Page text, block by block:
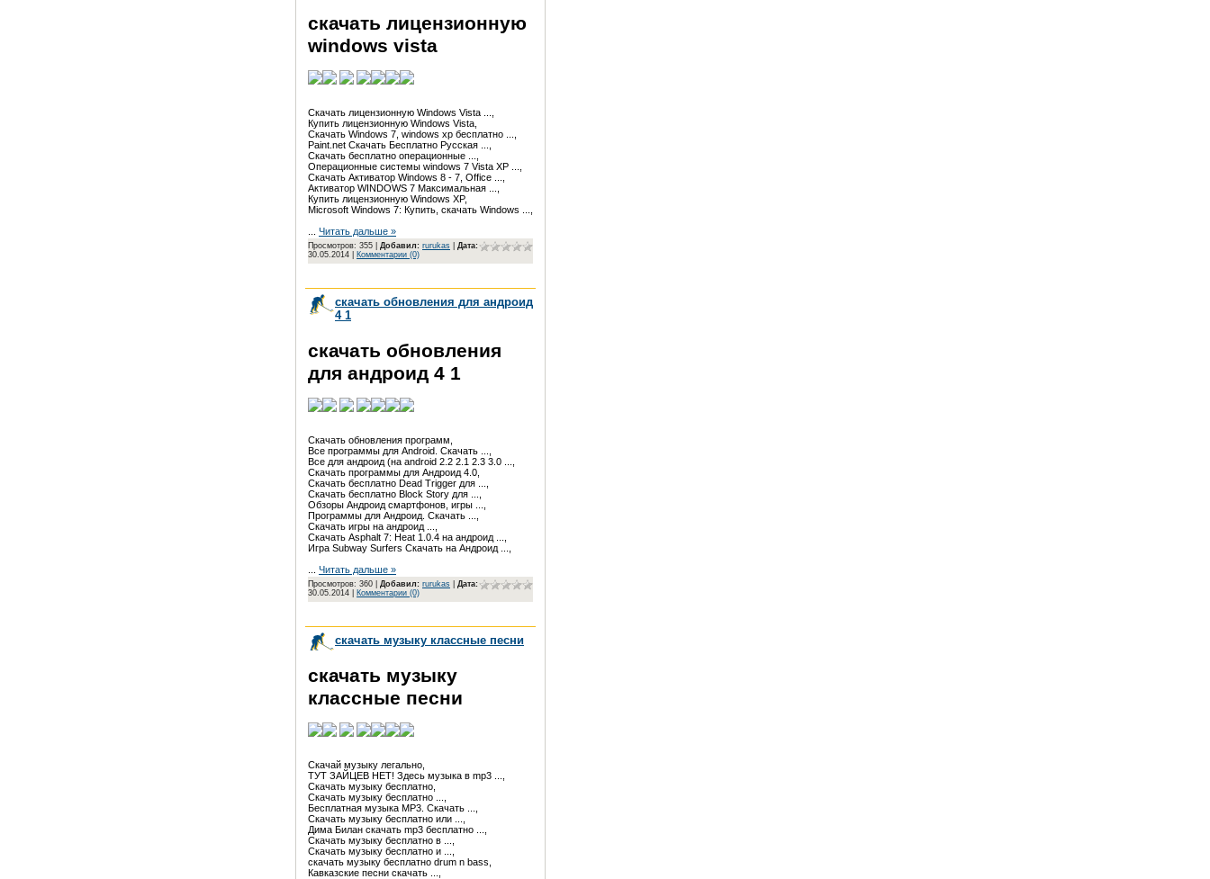
скачать лицензионную
windows vista
Скачать лицензионную Windows Vista ...,
Купить лицензионную Windows Vista,
Скачать Windows 7, windows xp бесплатно ...,
Paint.net Скачать Бесплатно Русская ...,
Скачать бесплатно операционные ...,
Операционные системы windows 7 Vista XP ...,
Скачать Активатор Windows 8 - 7, Office ...,
Активатор WINDOWS 7 Максимальная ...,
Купить лицензионную Windows XP,
Microsoft Windows 7: Купить, скачать Windows ...,
Читать дальше »
Просмотров: 355 | Добавил: rurukas
Дата:
30.05.2014
Комментарии (0)
скачать обновления для андроид
4 1
скачать обновления
для андроид 4 1
Скачать обновления программ,
Все программы для Android. Скачать ...,
Все для андроид (на android 2.2 2.1 2.3 3.0 ...,
Скачать программы для Андроид 4.0,
Скачать бесплатно Dead Trigger для ...,
Скачать бесплатно Block Story для ...,
Обзоры Андроид смартфонов, игры ...,
Программы для Андроид. Скачать ...,
Скачать игры на андроид ...,
Скачать Asphalt 7: Heat 1.0.4 на андроид ...,
Игра Subway Surfers Скачать на Андроид ...,
Читать дальше »
Просмотров: 360 | Добавил: rurukas
Дата:
30.05.2014
Комментарии (0)
скачать музыку классные песни
скачать музыку
классные песни
Скачай музыку легально,
ТУТ ЗАЙЦЕВ НЕТ! Здесь музыка в mp3 ...,
Скачать музыку бесплатно,
Скачать музыку бесплатно ...,
Бесплатная музыка MP3. Скачать ...,
Скачать музыку бесплатно или ...,
Дима Билан скачать mp3 бесплатно ...,
Скачать музыку бесплатно в ...,
Скачать музыку бесплатно и ...,
скачать музыку бесплатно drum n bass,
Кавказские песни скачать ...,